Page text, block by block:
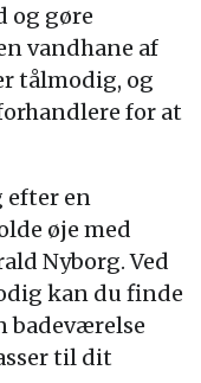
og gøre
vandhane af
tålmodig, og
for at
efter en
øje med
Nyborg. Ved
kan du finde
badeværelse
til dit